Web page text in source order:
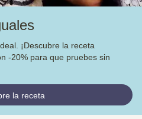
¡Descubre la receta
-20% para que pruebes sin
la receta